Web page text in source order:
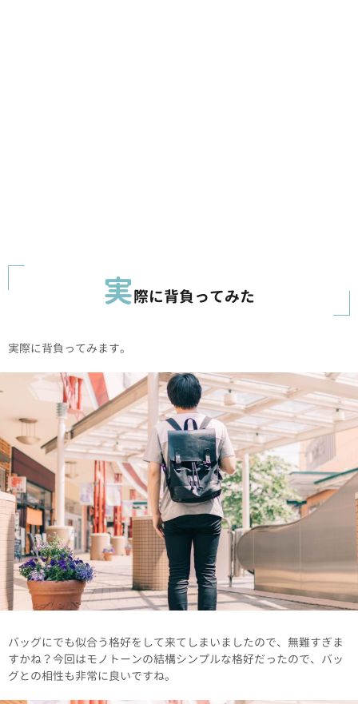
実際に背負ってみた
実際に背負ってみます。
バッグにでも似合う格好をして来てしまいましたので、無難すぎま
すかね？今回はモノトーンの結構シンプルな格好だったので、バッ
グとの相性も非常に良いですね。